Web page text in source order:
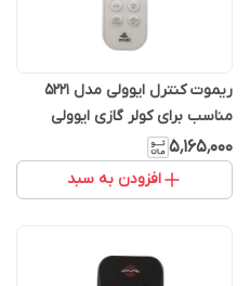
ریموت کنترل ایوولی مدل 5221
مناسب برای کولر گازی ایوولی
۵٬۱۶۵٬۰۰۰
افزودن به سبد